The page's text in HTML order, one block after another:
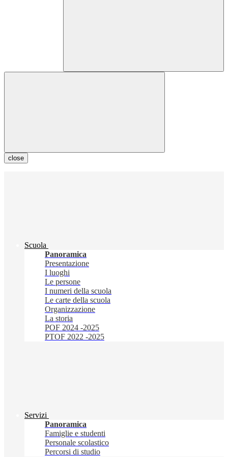
close
Scuola
Panoramica
Presentazione
I luoghi
Le persone
I numeri della scuola
Le carte della scuola
Organizzazione
La storia
POF 2024 -2025
PTOF 2022 -2025
Servizi
Panoramica
Famiglie e studenti
Personale scolastico
Percorsi di studio